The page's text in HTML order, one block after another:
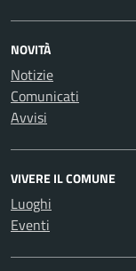
NOVITÀ
Notizie
Comunicati
Avvisi
VIVERE IL COMUNE
Luoghi
Eventi